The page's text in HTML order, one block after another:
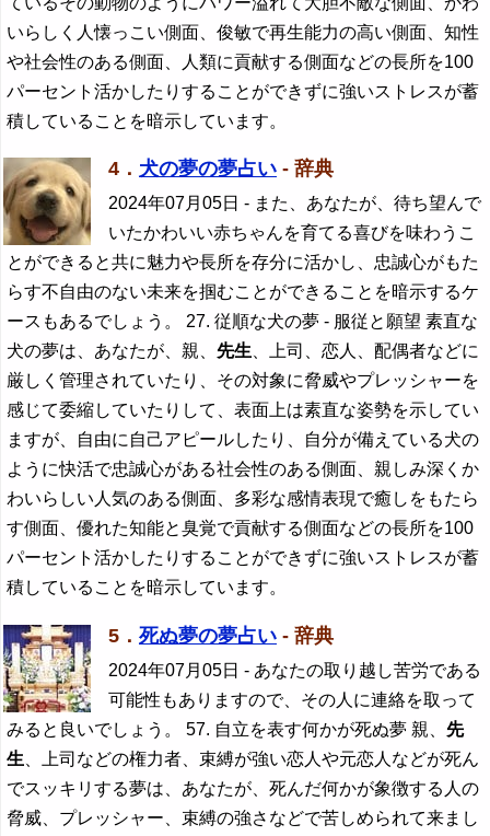
いらしく人懐っこい側面、俊敏で再生能力の高い側面、知性
や社会性のある側面、人類に貢献する側面などの長所を100
パーセント活かしたりすることができずに強いストレスが蓄
積していることを暗示しています。
4． 犬の夢の夢占い - 辞典
2024年07月05日 - また、あなたが、待ち望んで
いたかわいい赤ちゃんを育てる喜びを味わうこ
とができると共に魅力や長所を存分に活かし、忠誠心がもた
らす不自由のない未来を掴むことができることを暗示するケ
ースもあるでしょう。 27. 従順な犬の夢 - 服従と願望 素直な
犬の夢は、あなたが、親、先生 、上司、恋人、配偶者などに
厳しく管理されていたり、その対象に脅威やプレッシャーを
感じて委縮していたりして、表面上は素直な姿勢を示してい
ますが、自由に自己アピールしたり、自分が備えている犬の
ように快活で忠誠心がある社会性のある側面、親しみ深くか
わいらしい人気のある側面、多彩な感情表現で癒しをもたら
す側面、優れた知能と臭覚で貢献する側面などの長所を100
パーセント活かしたりすることができずに強いストレスが蓄
積していることを暗示しています。
5． 死ぬ夢の夢占い - 辞典
2024年07月05日 - あなたの取り越し苦労である
可能性もありますので、その人に連絡を取って
みると良いでしょう。 57. 自立を表す何かが死ぬ夢 親、先
生 、上司などの権力者、束縛が強い恋人や元恋人などが死ん
でスッキリする夢は、あなたが、死んだ何かが象徴する人の
脅威、プレッシャー、束縛の強さなどで苦しめられて来まし